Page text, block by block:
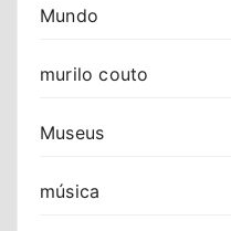
Mundo
murilo couto
Museus
música